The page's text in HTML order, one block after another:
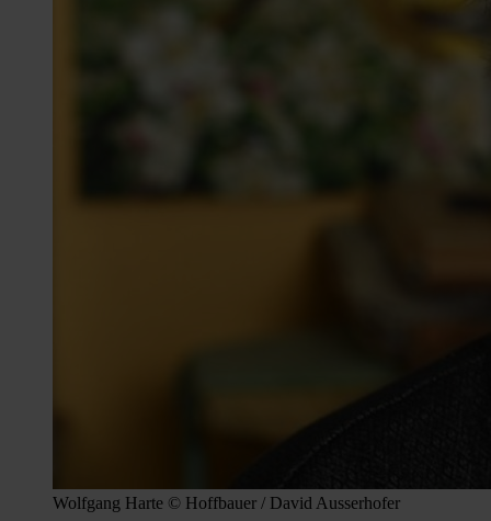
Wolfgang Harte © Hoffbauer / David Ausserhofer